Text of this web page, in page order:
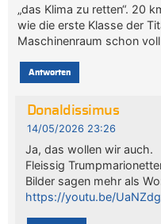
„das Klima zu retten“. 20
wie die erste Klasse der
Maschinenraum schon
Antworten
Donaldissimus
14/05/2026 23:26
Ja, das wollen wir auch.
Fleissig
Bilder sagen mehr als
https://youtu.be/